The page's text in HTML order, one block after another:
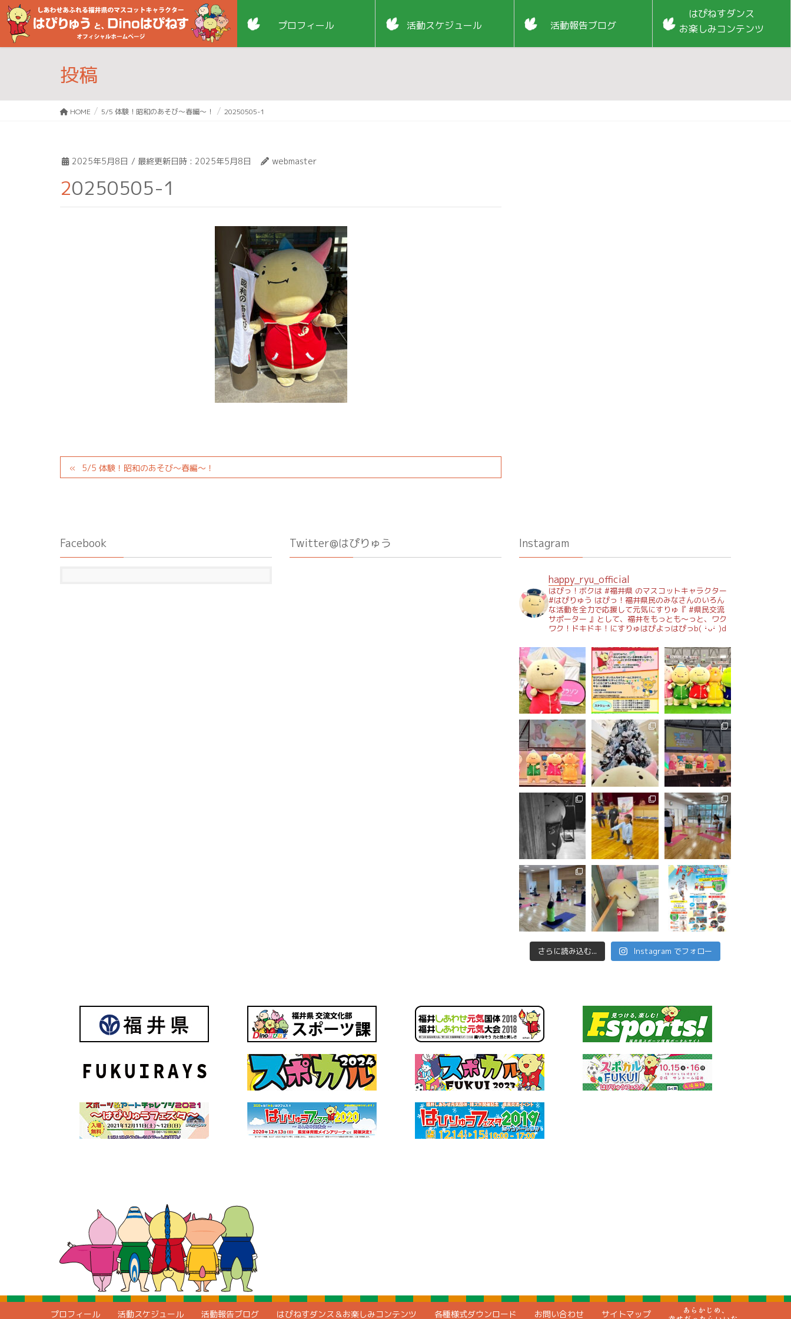
プロフィール 活動スケジュール 活動報告ブログ
はぴねすダンス
お楽しみコンテンツ
投稿
HOME 5/5 体験！昭和のあそび～春編～！ 20250505-1
2025年5月8日 / 最終更新日時 : 2025年5月8日 webmaster
20250505-1
5/5 体験！昭和のあそび～春編～！
Facebook Twitter@はぴりゅう Instagram
happy_ryu_official
はぴっ！ボクは #福井県 のマスコットキャラクター
#はぴりゅう はぴっ！福井県民のみなさんのいろん
な活動を全力で応援して元気にすりゅ『 #県民交流
サポーター 』として、福井をもっとも～っと、ワク
ワク！ドキドキ！にすりゅはぴよっはぴっb( ･̀ᴗ･́ )d
さらに読み込む... Instagram でフォロー
プロフィール 活動スケジュール 活動報告ブログ はぴねすダンス＆お楽しみコンテンツ 各種様式ダウンロード お問い合わせ サイトマップ